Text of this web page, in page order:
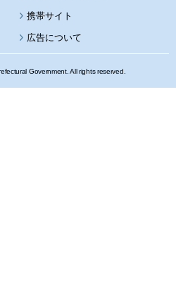
携帯サイト
広告について
Government. All rights reserved.